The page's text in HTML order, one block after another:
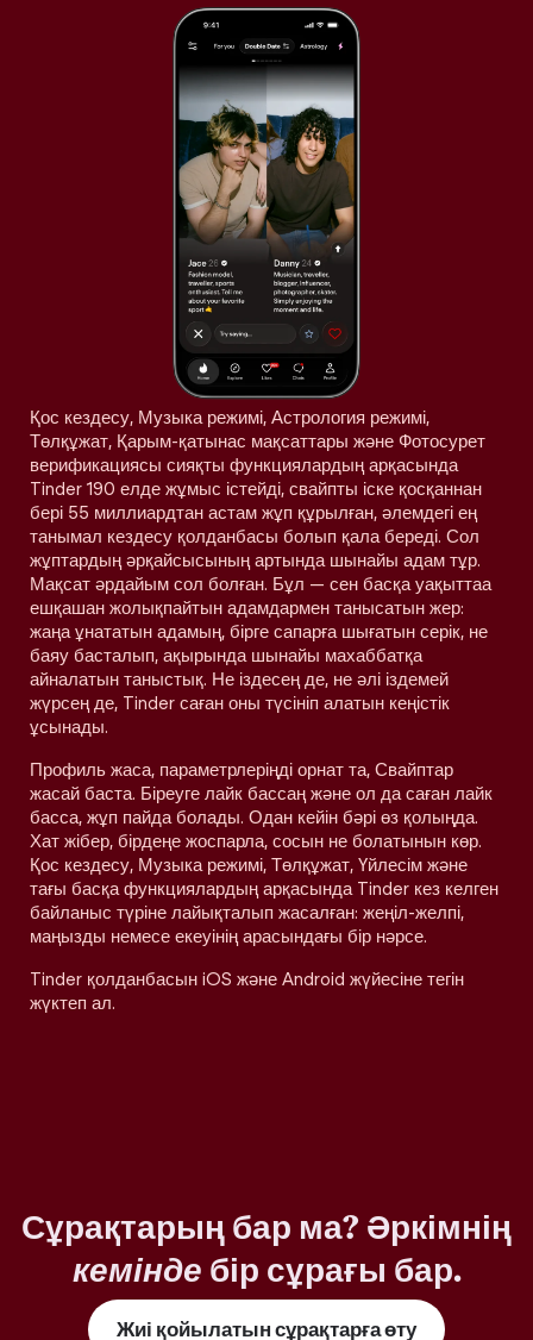
Қос кездесу, Музыка режимі, Астрология режимі,
Төлқұжат, Қарым-қатынас мақсаттары және Фотосурет
верификациясы сияқты функциялардың арқасында
Tinder 190 елде жұмыс істейді, свайпты іске қосқаннан
бері 55 миллиардтан астам жұп құрылған, әлемдегі ең
танымал кездесу қолданбасы болып қала береді. Сол
жұптардың әрқайсысының артында шынайы адам тұр.
Мақсат әрдайым сол болған. Бұл — сен басқа уақыттаа
ешқашан жолықпайтын адамдармен танысатын жер:
жаңа ұнататын адамың, бірге сапарға шығатын серік, не
баяу басталып, ақырында шынайы махаббатқа
айналатын таныстық. Не іздесең де, не әлі іздемей
жүрсең де, Tinder саған оны түсініп алатын кеңістік
ұсынады.
Профиль жаса, параметрлеріңді орнат та, Свайптар
жасай баста. Біреуге лайк бассаң және ол да саған лайк
басса, жұп пайда болады. Одан кейін бәрі өз қолыңда.
Хат жібер, бірдеңе жоспарла, сосын не болатынын көр.
Қос кездесу, Музыка режимі, Төлқұжат, Үйлесім және
тағы басқа функциялардың арқасында Tinder кез келген
байланыс түріне лайықталып жасалған: жеңіл-желпі,
маңызды немесе екеуінің арасындағы бір нәрсе.
Tinder қолданбасын iOS және Android жүйесіне тегін
жүктеп ал.
Сұрақтарың бар ма? Әркімнің
кемінде бір сұрағы бар.
Жиі қойылатын сұрақтарға өту